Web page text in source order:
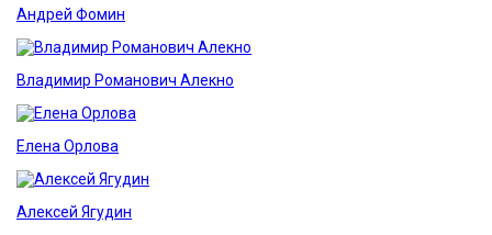
Андрей Фомин
Владимир Романович Алекно
Елена Орлова
Алексей Ягудин